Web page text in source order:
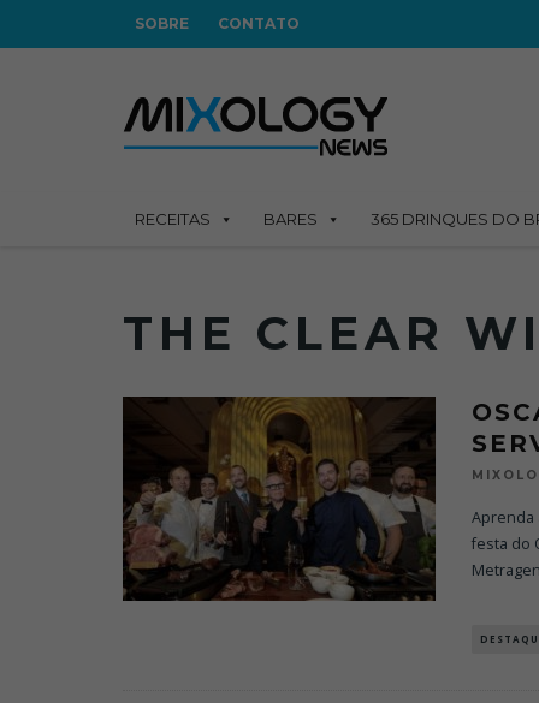
SOBRE CONTATO
RECEITAS BARES 365 DRINQUES DO
THE CLEAR
Aprenda
festa do